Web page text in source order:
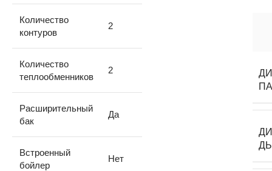
Количество
контуров
2
Количество
теплообменников
2
Расширительный
бак
Да
Встроенный
бойлер
Нет